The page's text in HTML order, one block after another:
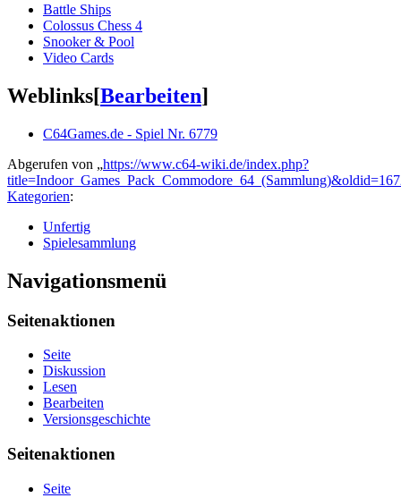
Battle Ships
Colossus Chess 4
Snooker & Pool
Video Cards
Weblinks[Bearbeiten]
C64Games.de - Spiel Nr. 6779
Abgerufen von „https://www.c64-wiki.de/index.php?
Kategorien:
Unfertig
Spielesammlung
Navigationsmenü
Seitenaktionen
Seite
Diskussion
Lesen
Bearbeiten
Versionsgeschichte
Seitenaktionen
Seite